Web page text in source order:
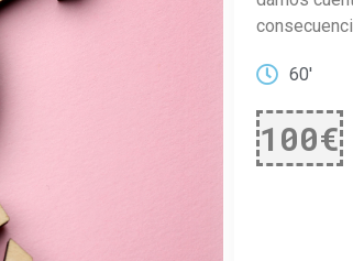
60'
100€